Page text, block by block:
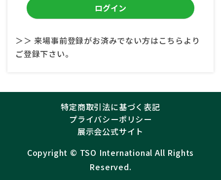
＞＞ 来場事前登録がお済みでない方はこちらより
ご登録下さい。
特定商取引法に基づく表記
プライバシーポリシー
展示会公式サイト
Copyright ©︎ TSO International All Rights
Reserved.